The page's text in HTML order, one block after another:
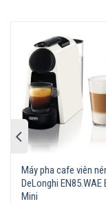
nhờ bộ điều
25 giây.
Hệ thống máy
Tự động tắt sau
Máy pha cafe viên
DeLonghi EN85.WAE
Mini